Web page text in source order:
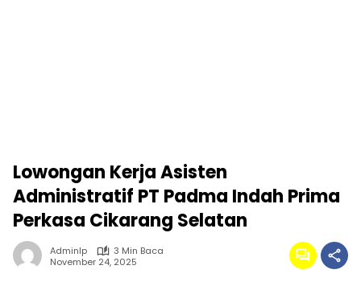
Lowongan Kerja Asisten
Administratif PT Padma Indah Prima
Perkasa Cikarang Selatan
Adminlp
3 Min Baca
November 24, 2025